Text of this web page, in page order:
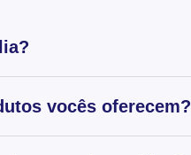
vocês oferecem?